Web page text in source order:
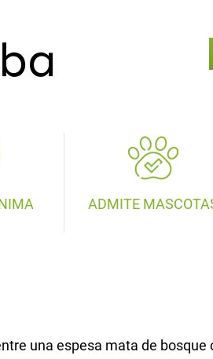
ADMITE
una espesa mata de